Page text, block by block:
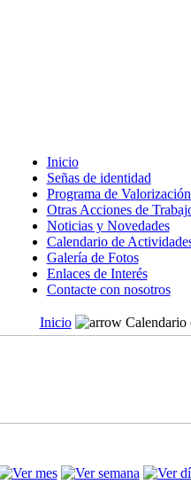
Inicio
Señas de identidad
Programa de
Otras Acciones de
Noticias y Novedades
Calendario de
Galería de Fotos
Enlaces de Interés
Contacte con nosotros
Inicio Calendario